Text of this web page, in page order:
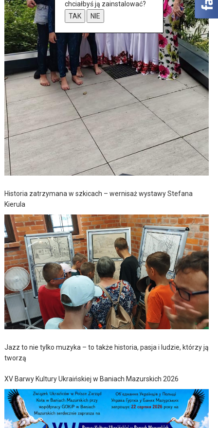
Historia zatrzymana w szkicach – wernisaż wystawy Stefana
Kierula
Jazz to nie tylko muzyka – to także historia, pasja i ludzie, którzy ją
tworzą
XV Barwy Kultury Ukraińskiej w Baniach Mazurskich 2026
chciałbyś ją zainstalować?
TAK
NIE